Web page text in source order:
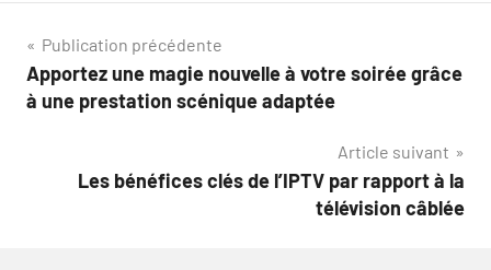
Navigation
de
Publication précédente
Apportez une magie nouvelle à votre soirée grâce
à une prestation scénique adaptée
Article suivant
Les bénéfices clés de l’IPTV par rapport à la
télévision câblée